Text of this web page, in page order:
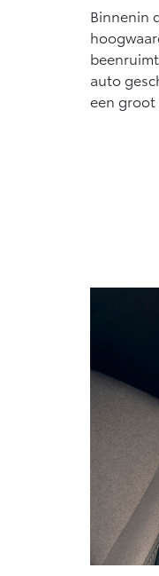
Binnenin
auto
een groot